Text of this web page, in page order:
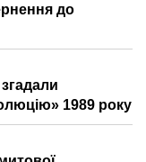
до
1989 року